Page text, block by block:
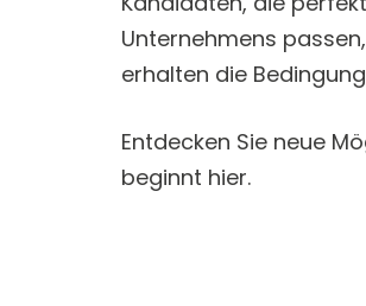
Unternehmens
erhalten die
Entdecken Sie neue
beginnt hier.